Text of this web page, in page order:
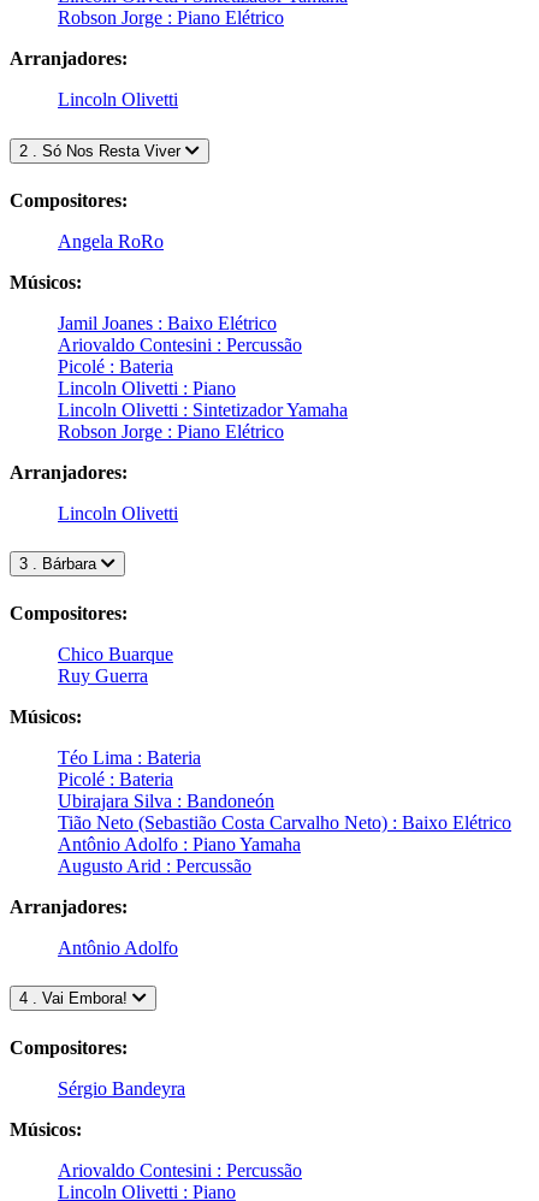
Robson Jorge : Piano Elétrico
Arranjadores:
Lincoln Olivetti
2 . Só Nos Resta Viver
Compositores:
Angela RoRo
Músicos:
Jamil Joanes : Baixo Elétrico
Ariovaldo Contesini : Percussão
Picolé : Bateria
Lincoln Olivetti : Piano
Lincoln Olivetti : Sintetizador Yamaha
Robson Jorge : Piano Elétrico
Arranjadores:
Lincoln Olivetti
3 . Bárbara
Compositores:
Chico Buarque
Ruy Guerra
Músicos:
Téo Lima : Bateria
Picolé : Bateria
Ubirajara Silva : Bandoneón
Tião Neto (Sebastião Costa Carvalho Neto) : Baixo Elétrico
Antônio Adolfo : Piano Yamaha
Augusto Arid : Percussão
Arranjadores:
Antônio Adolfo
4 . Vai Embora!
Compositores:
Sérgio Bandeyra
Músicos:
Ariovaldo Contesini : Percussão
Lincoln Olivetti : Piano